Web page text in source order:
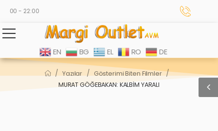
- 22:00
EN BG EL RO DE
/ Yazılar / Gösterimi Biten Filmler /
MURAT GÖĞEBAKAN: KALBİM YARALI